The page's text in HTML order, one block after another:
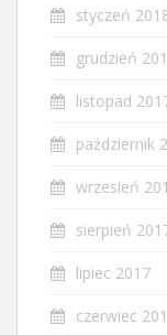
styczeń
grudzień
listopad
październik
wrzesień
sierpień
lipiec 2017
czerwiec